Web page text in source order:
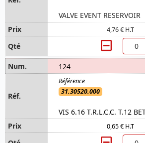
VALVE EVENT RESERVOIR
4,76 € H.T
124
31.30520.000
VIS 6.16 T.R.L.C.C. T.12
0,65 € H.T